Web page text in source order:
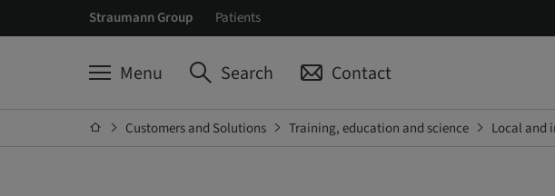
Straumann Group Patients
Menu Search Contact
Customers and Solutions Training, education and science Local and